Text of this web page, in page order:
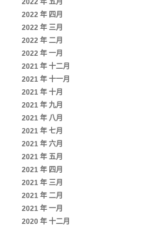
2022 年 五月
2022 年 四月
2022 年 三月
2022 年 二月
2022 年 一月
2021 年 十二月
2021 年 十一月
2021 年 十月
2021 年 九月
2021 年 八月
2021 年 七月
2021 年 六月
2021 年 五月
2021 年 四月
2021 年 三月
2021 年 二月
2021 年 一月
2020 年 十二月